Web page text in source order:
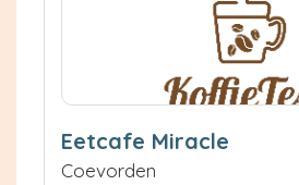
Eetcafe Miracle
Coevorden